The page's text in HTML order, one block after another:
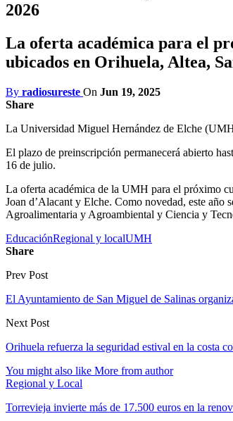
2026
La oferta académica para el
ubicados en Orihuela, Altea,
By radiosureste On Jun 19, 2025
Share
La Universidad Miguel Hernández de Elche
El plazo de preinscripción permanecerá abierto
16 de julio.
La oferta académica de la UMH para el próximo
Joan d’Alacant y Elche. Como novedad, este
Agroalimentaria y Agroambiental y Ciencia y
EducaciónRegional y localUMH
Share
Prev Post
El Ayuntamiento de San Miguel de Salinas
Next Post
Orihuela refuerza la seguridad estival en la costa
You might also like More from author
Regional y Local
Torrevieja invierte más de 17.500 euros en la